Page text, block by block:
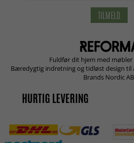
TILMELD
Fuldfør dit hjem med møbler
Bæredygtig indretning og tidløst design til
Brands Nordic
HURTIG LEVERING